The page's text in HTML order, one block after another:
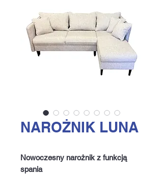
NAROŻNIK LUNA
Nowoczesny narożnik z funkcją
spania